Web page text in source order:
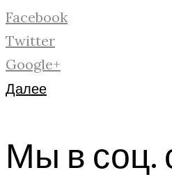
Facebook
Twitter
Google+
Далее
Мы в соц.